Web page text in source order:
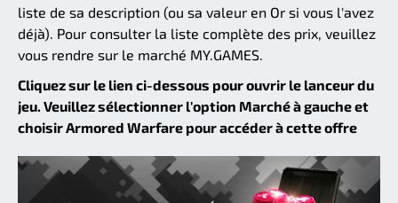
liste de sa description (ou sa valeur en Or si vous l'avez
déjà). Pour consulter la liste complète des prix, veuillez
vous rendre sur le marché MY.GAMES.
Cliquez sur le lien ci-dessous pour ouvrir le lanceur du
jeu. Veuillez sélectionner l'option Marché à gauche et
choisir Armored Warfare pour accéder à cette offre